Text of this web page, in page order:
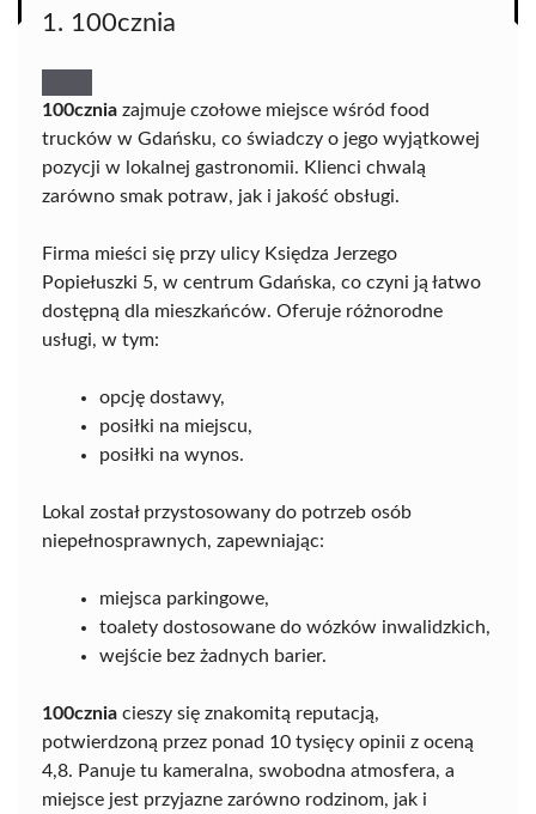
1. 100cznia
100cznia zajmuje czołowe miejsce wśród food
trucków w Gdańsku, co świadczy o jego wyjątkowej
pozycji w lokalnej gastronomii. Klienci chwalą
zarówno smak potraw, jak i jakość obsługi.
Firma mieści się przy ulicy Księdza Jerzego
Popiełuszki 5, w centrum Gdańska, co czyni ją łatwo
dostępną dla mieszkańców. Oferuje różnorodne
usługi, w tym:
opcję dostawy,
posiłki na miejscu,
posiłki na wynos.
Lokal został przystosowany do potrzeb osób
niepełnosprawnych, zapewniając:
miejsca parkingowe,
toalety dostosowane do wózków inwalidzkich,
wejście bez żadnych barier.
100cznia cieszy się znakomitą reputacją,
potwierdzoną przez ponad 10 tysięcy opinii z oceną
4,8. Panuje tu kameralna, swobodna atmosfera, a
miejsce jest przyjazne zarówno rodzinom, jak i